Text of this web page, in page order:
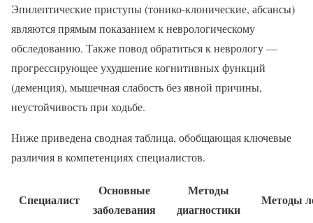
Эпилептические приступы (тонико-клонические, абсансы)
являются прямым показанием к неврологическому
обследованию. Также повод обратиться к неврологу —
прогрессирующее ухудшение когнитивных функций
(деменция), мышечная слабость без явной причины,
неустойчивость при ходьбе.
Ниже приведена сводная таблица, обобщающая ключевые
различия в компетенциях специалистов.
Специалист
Основные
заболевания
Методы
диагностики
Методы